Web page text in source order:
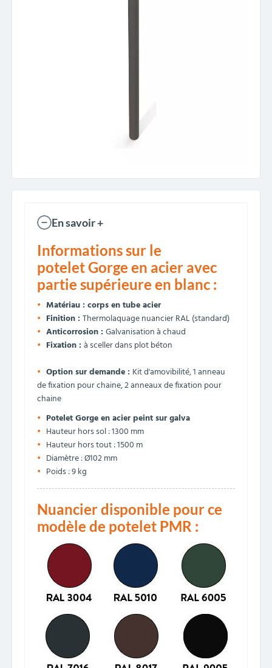
En savoir +
Informations sur le
potelet Gorge en acier avec
partie supérieure en blanc :
Matériau : corps en tube acier
Finition : Thermolaquage nuancier RAL (standard)
Anticorrosion : Galvanisation à chaud
Fixation : à sceller dans plot béton
Option sur demande : Kit d'amovibilité, 1 anneau
de fixation pour chaine, 2 anneaux de fixation pour
chaine
Potelet Gorge en acier peint sur galva
Hauteur hors sol : 1300 mm
Hauteur hors tout : 1500 m
Diamètre : Ø102 mm
Poids : 9 kg
Nuancier disponible pour ce
modèle de potelet PMR :